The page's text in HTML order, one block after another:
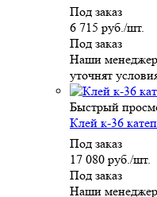
Под заказ
6 715 руб./шт.
Под заказ
Наши
уточнят
Быстрый
Клей к-36
Под заказ
17 080 руб./шт.
Под заказ
Наши